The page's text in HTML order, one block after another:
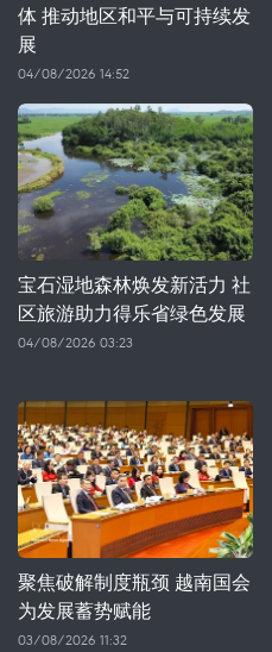
体 推动地区和平与可持续发
展
04/08/2026 14:52
宝石湿地森林焕发新活力 社
区旅游助力得乐省绿色发展
04/08/2026 03:23
聚焦破解制度瓶颈 越南国会
为发展蓄势赋能
03/08/2026 11:32